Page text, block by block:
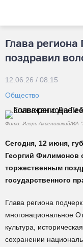
Глава
поздравил
12.06.26 / 08:15
Общество
Фото: Игорь Аксеновский/ИА
Сегодня, 12 июня,
Георгий Филимонов
торжественным
государственного
Глава региона
многонациональное
культура,
сохранении